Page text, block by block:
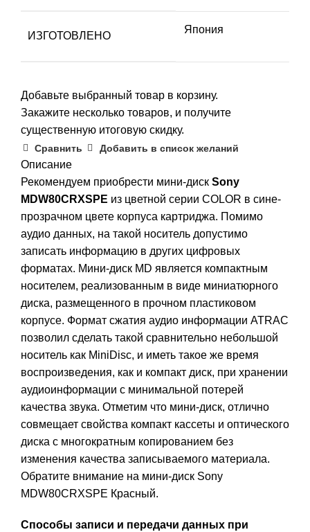
ИЗГОТОВЛЕНО
Япония
Добавьте выбранный товар в корзину.
Закажите несколько товаров, и получите
существенную итоговую скидку.
Сравнить Добавить в список желаний
Описание
Рекомендуем приобрести мини-диск Sony
MDW80CRXSPE из цветной серии COLOR в сине-
прозрачном цвете корпуса картриджа. Помимо
аудио данных, на такой носитель допустимо
записать информацию в других цифровых
форматах. Мини-диск MD является компактным
носителем, реализованным в виде миниатюрного
диска, размещенного в прочном пластиковом
корпусе. Формат сжатия аудио информации ATRAC
позволил сделать такой сравнительно небольшой
носитель как MiniDisc, и иметь такое же время
воспроизведения, как и компакт диск, при хранении
аудиоинформации с минимальной потерей
качества звука. Отметим что мини-диск, отлично
совмещает свойства компакт кассеты и оптического
диска с многократным копированием без
изменения качества записываемого материала.
Обратите внимание на мини-диск Sony
MDW80CRXSPE Красный.
Способы записи и передачи данных при